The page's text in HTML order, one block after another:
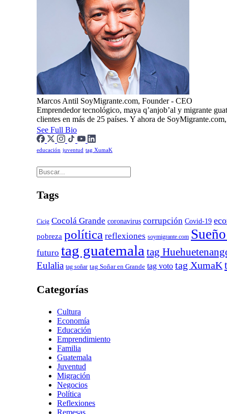
Marcos Antil SoyMigrante.com, Founder - CEO
Emprendedor tecnológico, maya q’anjob’al y migrante
clientes en más de 25 países. Y ahora de
See Full Bio
educación juventud tag XumaK
Tags
Cicig Cocolá Grande coronavirus corrupción Covid-19
pobreza política reflexiones soymigrante.com
futuro tag guatemalatag
Eulalia tag soñar tag Soñar en Grande tag voto tag XumaK
Categorías
Cultura
Economía
Educación
Emprendimiento
Familia
Guatemala
Juventud
Migración
Negocios
Política
Reflexiones